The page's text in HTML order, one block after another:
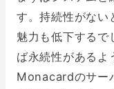
す。持続性がない
魅力も低下するで
ば永続性があるよ
Monacardのサー